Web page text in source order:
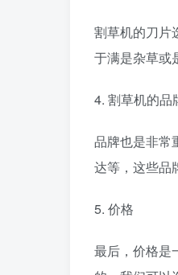
割草机的刀片
于满是杂草或
4. 割草机的品
品牌也是非常
达等，这些品
5. 价格
最后，价格是